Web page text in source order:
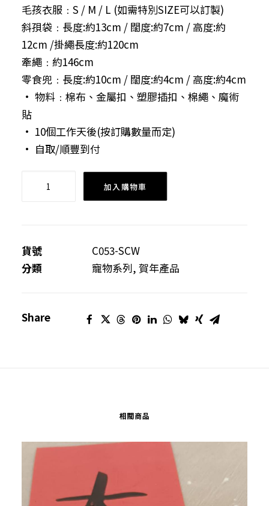
毛孩衣服﹕S / M / L (如需特別SIZE可以訂製)
斜孭袋﹕長度:約13cm / 闊度:約7cm / 高度:約
12cm /掛繩長度:約120cm
牽繩﹕約146cm
零食兜﹕長度:約10cm / 闊度:約4cm / 高度:約4cm
• 物料﹕棉布、金屬扣、塑膠插扣、棉繩、魔術
貼
• 10個工作天後(按訂購數量而定)
• 自取/順豐到付
套
裝
加入購物車
貨號
C053-SCW
分類
寵物系列, 賀年產品
Share
相關商品